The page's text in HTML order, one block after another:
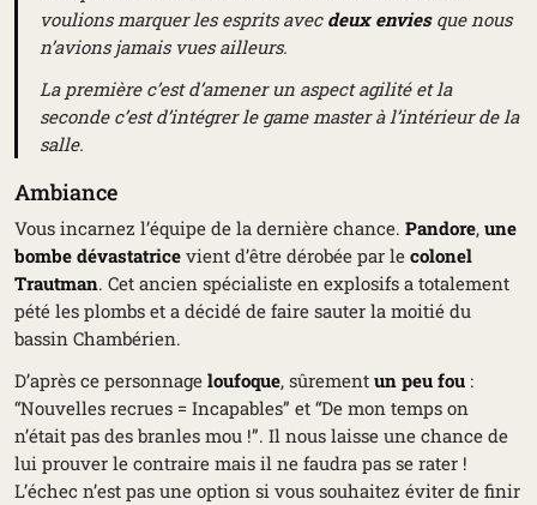
voulions marquer les esprits avec deux enviesque nous
n’avions jamais vues ailleurs.
La première c’est d’amener un aspect agilité et la
seconde c’est d’intégrer le game master à l’intérieur de la
salle.
Ambiance
Vous incarnez l’équipe de la dernière chance. Pandore, une
bombe dévastatrice vient d’être dérobée par le colonel
Trautman. Cet ancien spécialiste en explosifs a totalement
pété les plombs et a décidé de faire sauter la moitié du
bassin Chambérien.
D’après ce personnage loufoque, sûrement un peu fou :
“Nouvelles recrues = Incapables” et “De mon temps on
n’était pas des branles mou !”. Il nous laisse une chance de
lui prouver le contraire mais il ne faudra pas se rater !
L’échec n’est pas une option si vous souhaitez éviter de finir